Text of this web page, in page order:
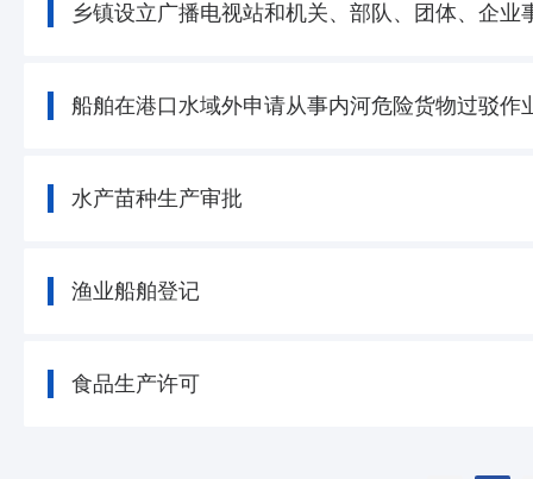
乡镇设立广播电视站和机关、部队、团体、企
船舶在港口水域外申请从事内河危险货物过驳
水产苗种生产审批
渔业船舶登记
食品生产许可